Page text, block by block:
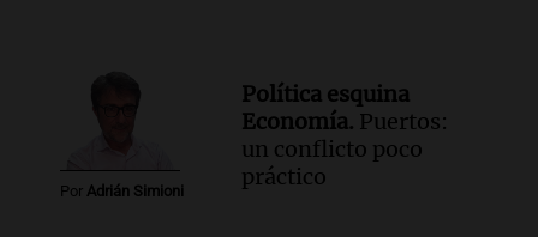
Por Adrián Simioni
Política esquina
Economía. Puertos:
un conflicto poco
práctico